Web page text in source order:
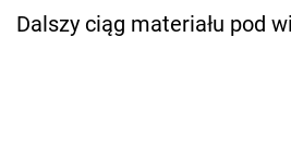
Dalszy ciąg materiału pod